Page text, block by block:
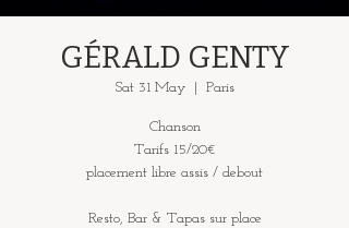
GÉRALD GENTY
Sat 31 May
  |
Paris
Chanson
Tarifs 15/20€
placement libre assis / debout
Resto, Bar & Tapas sur place